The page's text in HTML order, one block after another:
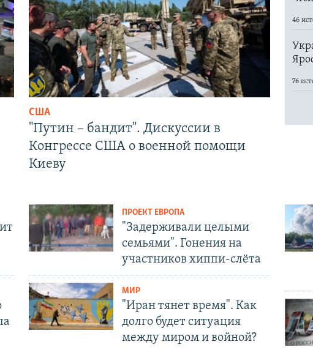
США
"Путин – бандит". Дискуссии в
Конгрессе США о военной помощи
Киеву
ПРОЕКТ ЕВРОПА
"Задерживали целыми
семьями". Гонения на
участников хиппи-слёта
МИР
"Иран тянет время". Как
долго будет ситуация
между миром и войной?